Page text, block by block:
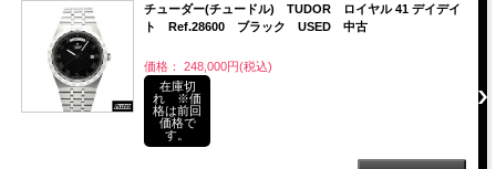
チューダー(チュードル) TUDOR ロイヤル 41 デイデイ
ト Ref.28600 ブラック USED 中古
価格： 248,000円(税込)
在庫切
れ ※価
格は前回
価格で
す。